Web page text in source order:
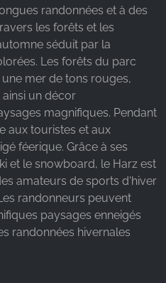
randonnées et à des
les forêts et les
séduit par la
Les forêts du parc
mer de tons rouges,
un décor
magnifiques. Pendant
aux touristes et aux
féerique. Grâce à ses
et le snowboard, le Harz est
amateurs de sports d'hiver
randonneurs peuvent
paysages enneigés
randonnées hivernales